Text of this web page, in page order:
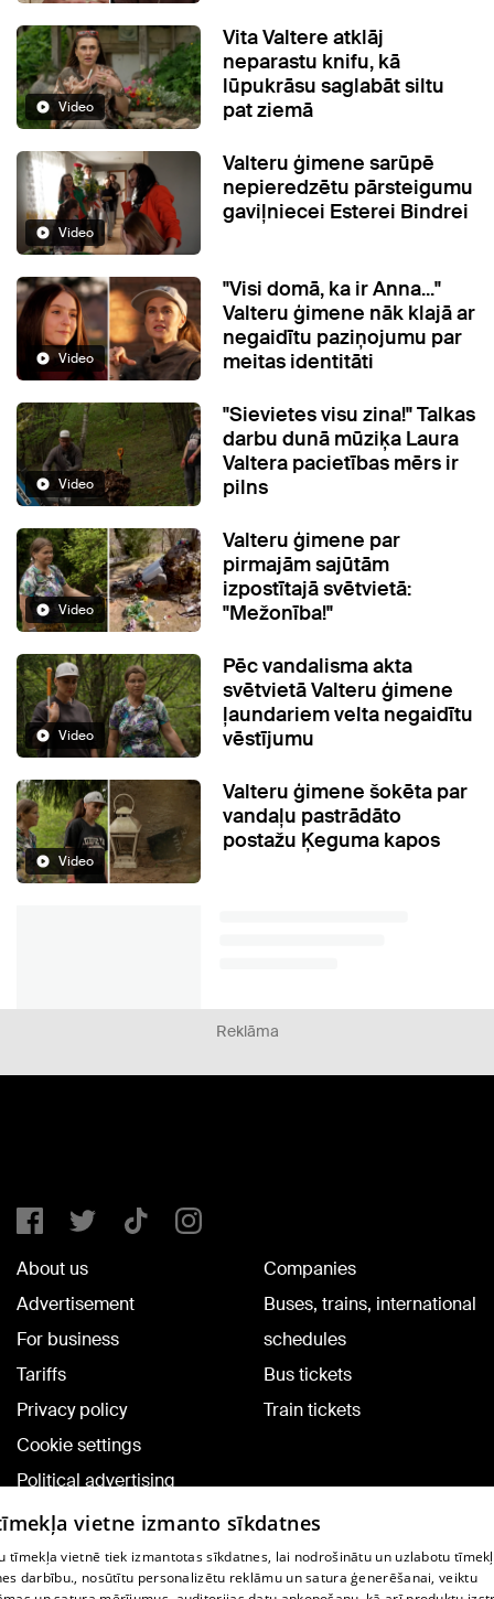
Video
Vita Valtere atklāj
neparastu knifu, kā
lūpukrāsu saglabāt siltu
pat ziemā
Video
Valteru ģimene sarūpē
nepieredzētu pārsteigumu
gaviļniecei Esterei Bindrei
Video
"Visi domā, ka ir Anna..."
Valteru ģimene nāk klajā ar
negaidītu paziņojumu par
meitas identitāti
Video
"Sievietes visu zina!" Talkas
darbu dunā mūziķa Laura
Valtera pacietības mērs ir
pilns
Video
Valteru ģimene par
pirmajām sajūtām
izpostītajā svētvietā:
"Mežonība!"
Video
Pēc vandalisma akta
svētvietā Valteru ģimene
ļaundariem velta negaidītu
vēstījumu
Video
Valteru ģimene šokēta par
vandaļu pastrādāto
postažu Ķeguma kapos
Reklāma
About us
Advertisement
For business
Tariffs
Privacy policy
Cookie settings
Political advertising
Cookie policy
Commenting terms
Companies
Buses, trains, international
schedules
Bus tickets
Train tickets
vietne izmanto sīkdatnes
tīmekļa vietnē tiek izmantotas sīkdatnes, lai nodrošinātu un uzlabotu
darbību., nosūtītu personalizētu reklāmu un satura ģenerēšanai, veiktu